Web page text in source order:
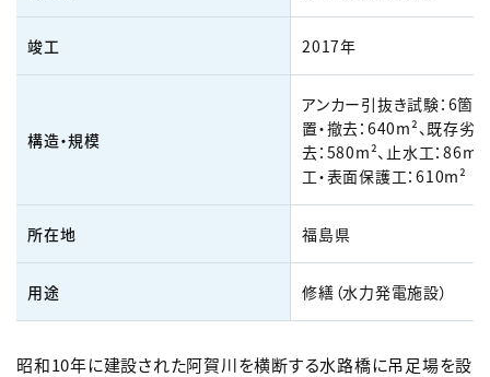
竣工 2017年
構造・規模
アンカー引抜き試験：6箇
置・撤去：640m²、既存劣
去：580m²、止水工：86m
工・表面保護工：610m²
所在地 福島県
用途 修繕（水力発電施設）
昭和10年に建設された阿賀川を横断する水路橋に吊足場を設